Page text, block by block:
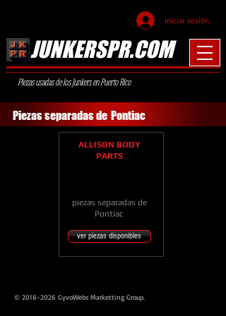
Iniciar sesión
JUNKERSPR.COM
Piezas usadas de los Junkers en Puerto Rico
Piezas separadas dePontiac
ALLISON BODY
PARTS
piezas separadas de
Pontiac
ver piezas disponibles
© 2016-2026 GyvoWebs Marketting Group.